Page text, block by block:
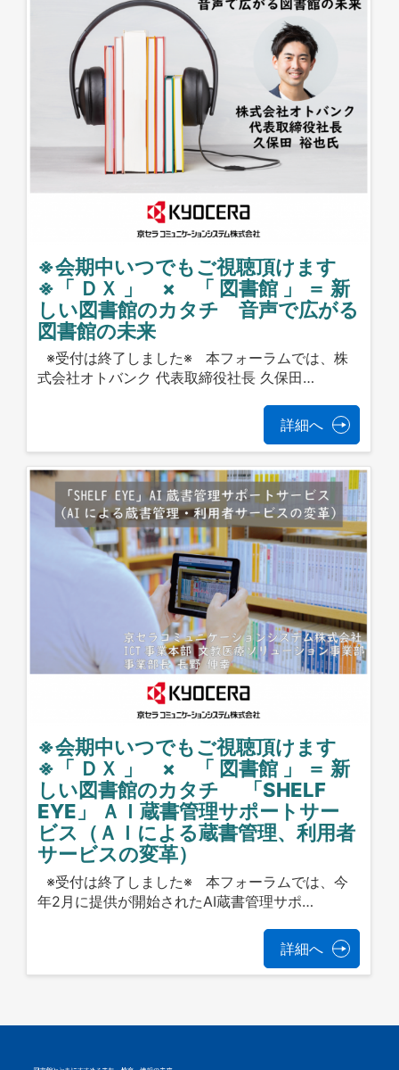
※会期中いつでもご視聴頂けます
※「 ＤＸ 」 × 「 図書館 」 ＝ 新
しい図書館のカタチ 音声で広がる
図書館の未来
※受付は終了しました※ 本フォーラムでは、株
式会社オトバンク 代表取締役社長 久保田…
詳細へ
※会期中いつでもご視聴頂けます
※「 ＤＸ 」 × 「 図書館 」 ＝ 新
しい図書館のカタチ 「SHELF
EYE」 ＡＩ蔵書管理サポートサー
ビス（ＡＩによる蔵書管理、利用者
サービスの変革）
※受付は終了しました※ 本フォーラムでは、今
年2月に提供が開始されたAI蔵書管理サポ…
詳細へ